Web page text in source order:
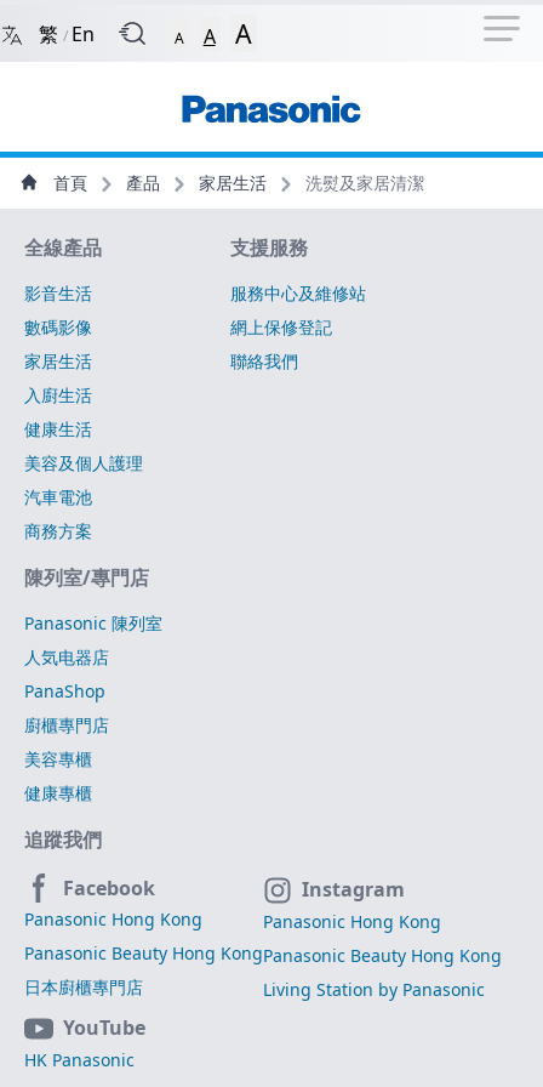
回到首頁 跳到捷徑選項 跳至
繁 / En A A A
主導航選單
主內容 首頁 產品 家居生活 洗熨及家居清潔
網站指南
全線產品
影音生活
數碼影像
家居生活
入廚生活
健康生活
美容及個人護理
汽車電池
商務方案
支援服務
服務中心及維修站
網上保修登記
聯絡我們
陳列室/專門店
Panasonic 陳列室
人気电器店
PanaShop
廚櫃專門店
美容專櫃
健康專櫃
追蹤我們
Facebook
Panasonic Hong Kong
Panasonic Beauty Hong Kong
日本廚櫃專門店
Instagram
Panasonic Hong Kong
Panasonic Beauty Hong Kong
Living Station by Panasonic
YouTube
HK Panasonic